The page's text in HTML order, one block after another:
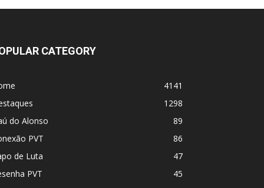
CATEGORY
4141
1298
do Alonso
89
PVT
86
de Luta
47
PVT
45